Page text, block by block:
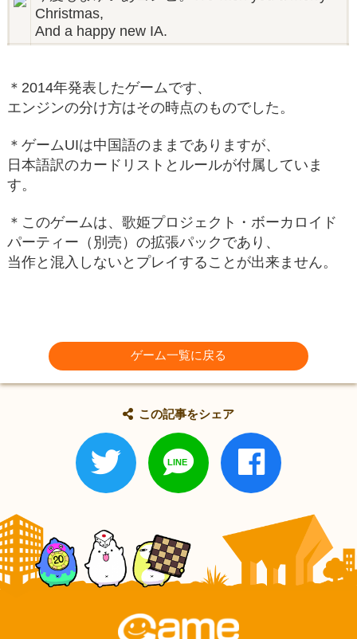
Christmas,
And a happy new IA.
＊2014年発表したゲームです、
エンジンの分け方はその時点のものでした。
＊ゲームUIは中国語のままでありますが、
日本語訳のカードリストとルールが付属していま
す。
＊このゲームは、歌姫プロジェクト・ボーカロイド
パーティー（別売）の拡張パックであり、
当作と混入しないとプレイすることが出来ません。
ゲーム一覧に戻る
この記事をシェア